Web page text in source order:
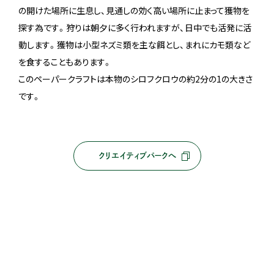
の開けた場所に生息し、見通しの効く高い場所に止まって獲物を
探す為です。狩りは朝夕に多く行われますが、日中でも活発に活
動します。獲物は小型ネズミ類を主な餌とし、まれにカモ類など
を食することもあります。
このペーパークラフトは本物のシロフクロウの約2分の1の大きさ
です。
クリエイティブパークへ